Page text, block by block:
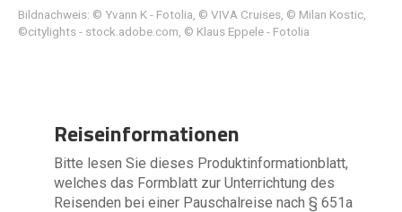
Bildnachweis: © Yvann K - Fotolia, © VIVA Cruises, © Milan Kostic,
©citylights - stock.adobe.com, © Klaus Eppele - Fotolia
Reiseinformationen
Bitte lesen Sie dieses Produktinformationblatt,
welches das Formblatt zur Unterrichtung des
Reisenden bei einer Pauschalreise nach § 651a